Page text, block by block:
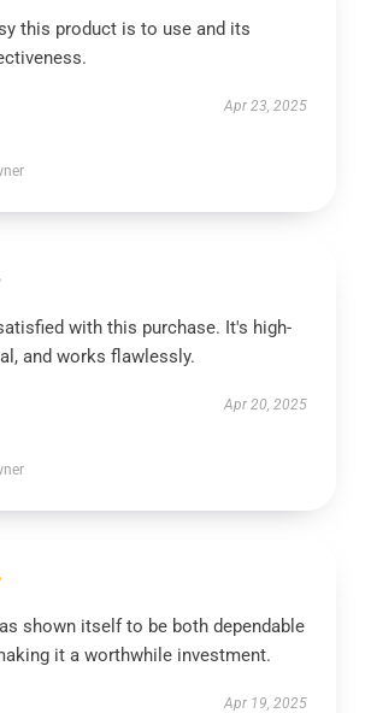
this product is to use and its
Apr 23, 2025
with this purchase. It's high-
and works flawlessly.
Apr 20, 2025
shown itself to be both dependable
it a worthwhile investment.
Apr 19, 2025